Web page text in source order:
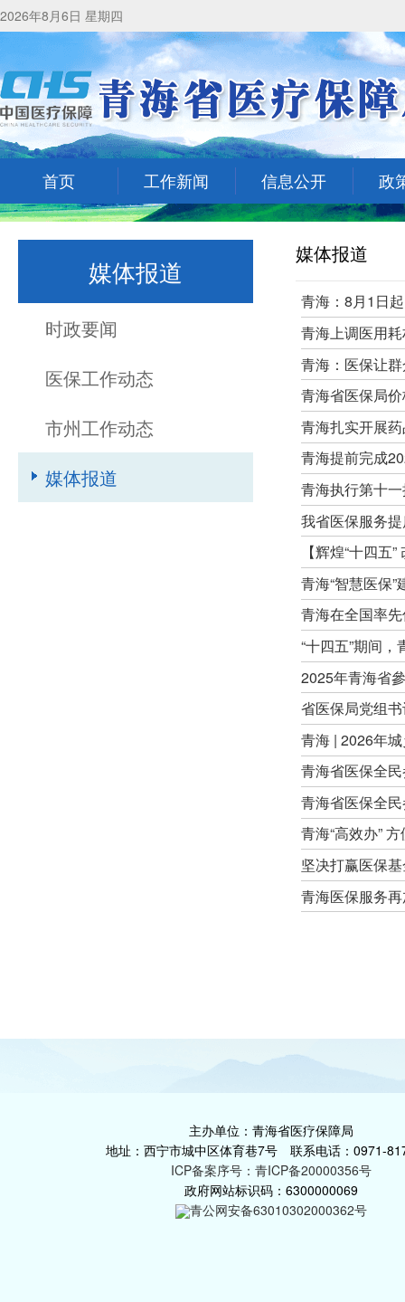
2026年8月6日 星期四
首页 工作新闻 信息公开 政
媒体报道
时政要闻
医保工作动态
市州工作动态
媒体报道
媒体报道
青海：8月1日
青海上调医用
青海：医保让
青海省医保局
青海扎实开展药
青海提前完成
青海执行第十
我省医保服务
【辉煌“十四
青海“智慧医保”
青海在全国率
“十四五”期间
2025年青海省
省医保局党组
青海 | 2026年
青海省医保全
青海省医保全
青海“高效办”
坚决打赢医保
青海医保服务
主办单位：青海省医疗保障局
地址：西宁市城中区体育巷7号 联系电话：0971-
ICP备案序号：青ICP备20000356号
政府网站标识码：6300000069
青公网安备63010302000362号